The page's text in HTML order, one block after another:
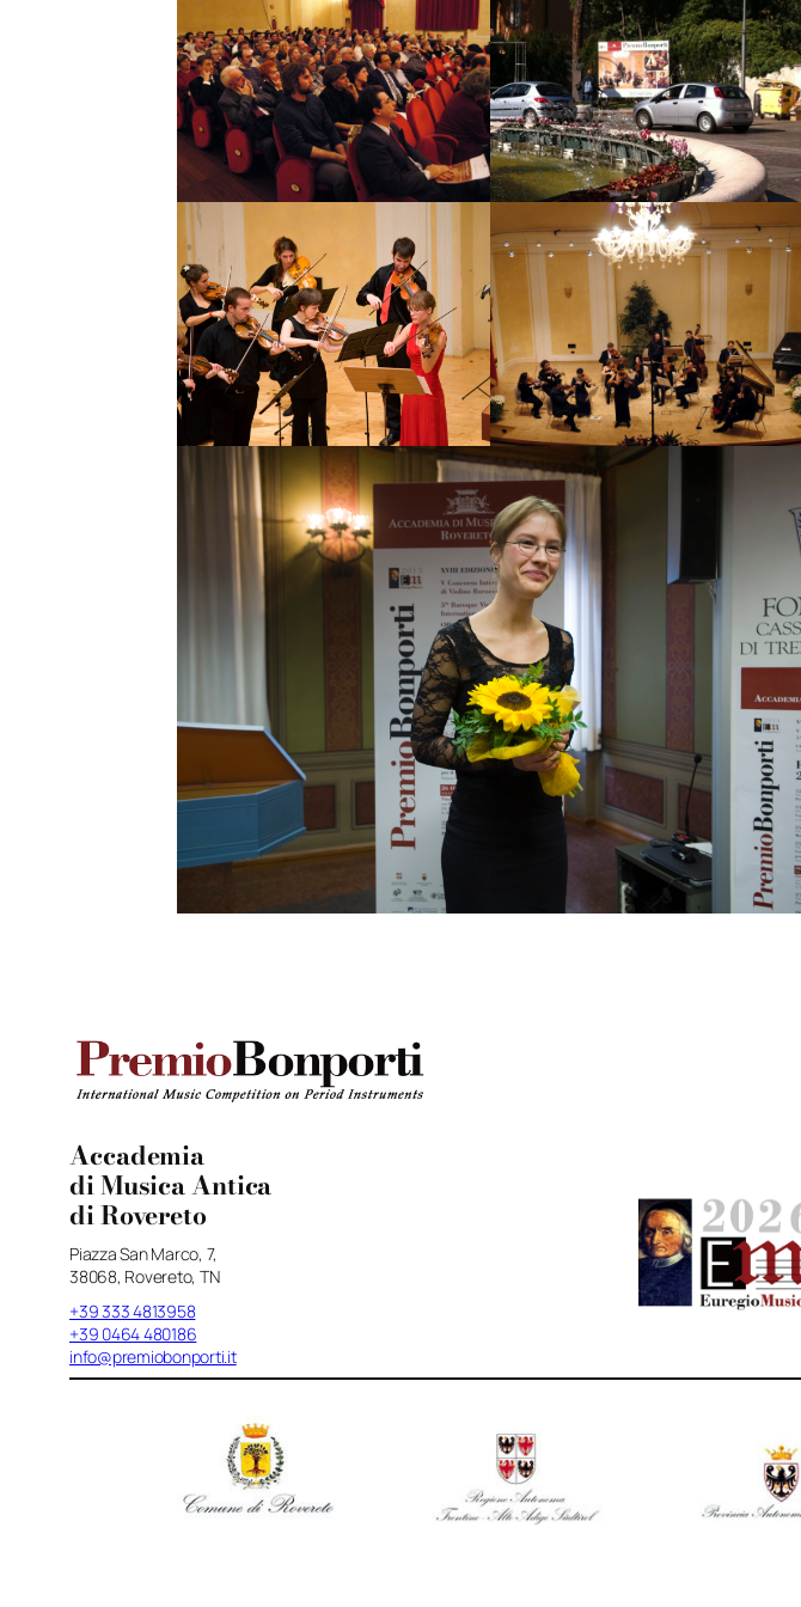
Accademia
di Musica Antica
di Rovereto
Piazza San Marco, 7,
38068, Rovereto, TN
+39 333 4813958
+39 0464 480186
info@premiobonporti.it